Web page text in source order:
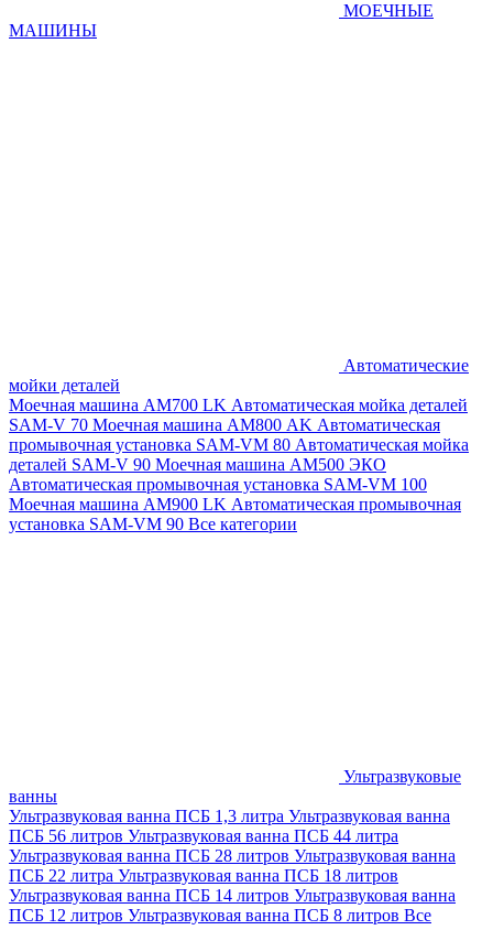
МОЕЧНЫЕ
МАШИНЫ
Автоматические
мойки деталей
Моечная машина AM700 LK Автоматическая мойка деталей
SAM-V 70 Моечная машина АМ800 AK Автоматическая
промывочная установка SAM-VM 80 Автоматическая мойка
деталей SAM-V 90 Моечная машина АМ500 ЭКО
Автоматическая промывочная установка SAM-VM 100
Моечная машина AM900 LK Автоматическая промывочная
установка SAM-VM 90 Все категории
Ультразвуковые
ванны
Ультразвуковая ванна ПСБ 1,3 литра Ультразвуковая ванна
ПСБ 56 литров Ультразвуковая ванна ПСБ 44 литра
Ультразвуковая ванна ПСБ 28 литров Ультразвуковая ванна
ПСБ 22 литра Ультразвуковая ванна ПСБ 18 литров
Ультразвуковая ванна ПСБ 14 литров Ультразвуковая ванна
ПСБ 12 литров Ультразвуковая ванна ПСБ 8 литров Все